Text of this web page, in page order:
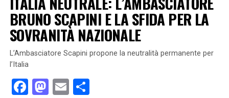
BRUNO SCAPINI E LA SFIDA PER LA
SOVRANITÀ NAZIONALE
L’Ambasciatore Scapini propone la neutralità permanente per
l’Italia
Facebook
Mastodon
EmailCondividi